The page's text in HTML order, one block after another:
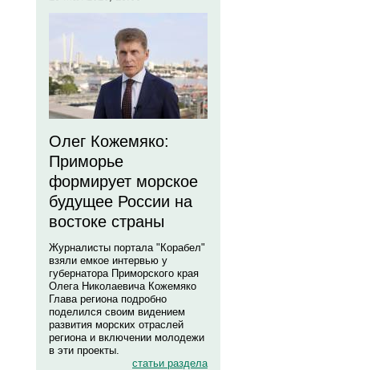
Олег Кожемяко:
Приморье
формирует морское
будущее России на
востоке страны
Журналисты портала "Корабел"
взяли емкое интервью у
губернатора Приморского края
Олега Николаевича Кожемяко
Глава региона подробно
поделился своим видением
развития морских отраслей
региона и включении молодежи
в эти проекты.
статьи раздела